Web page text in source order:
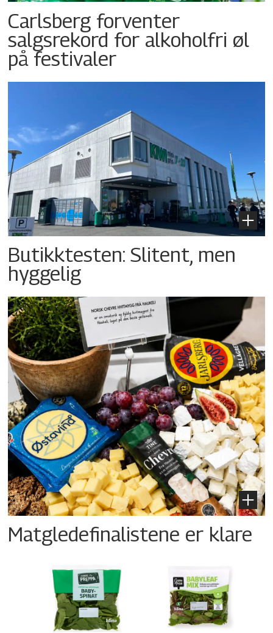
Carlsberg forventer
salgsrekord for alkoholfri øl
på festivaler
Butikktesten: Slitent, men
hyggelig
Matgledefinalistene er klare